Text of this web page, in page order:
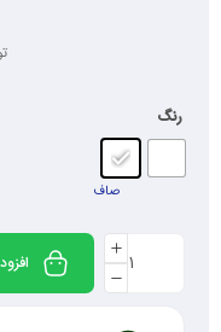
رنگ
صاف